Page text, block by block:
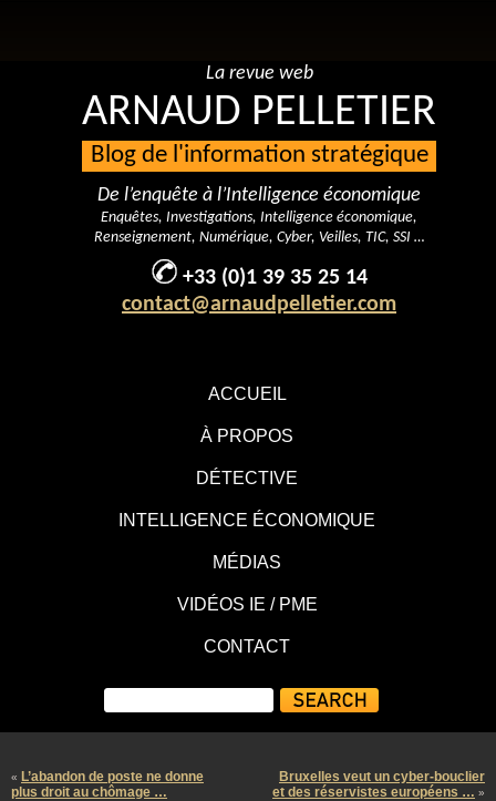
ACCUEIL
À PROPOS
DÉTECTIVE
INTELLIGENCE ÉCONOMIQUE
MÉDIAS
VIDÉOS IE / PME
CONTACT
La revue web
ARNAUD PELLETIER
Blog de l'information stratégique
De l’enquête à l’Intelligence économique
Enquêtes, Investigations, Intelligence économique,
Renseignement, Numérique, Cyber, Veilles, TIC, SSI …
+33 (0)1 39 35 25 14
contact@arnaudpelletier.com
« L’abandon de poste ne donne
plus droit au chômage …
Bruxelles veut un cyber-bouclier
et des réservistes européens … »